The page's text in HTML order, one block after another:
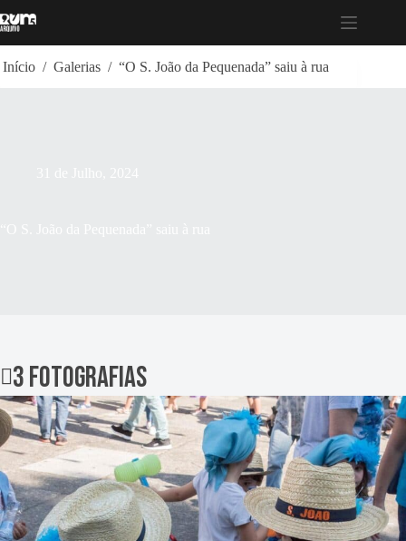
para
Início / Galerias / “O S. João da Pequenada” saiu à rua
3 fotografias